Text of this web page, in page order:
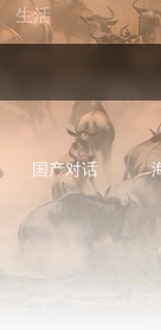
生活
国产对话